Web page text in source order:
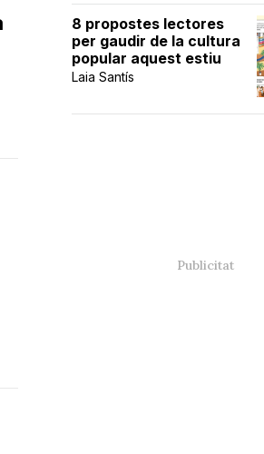
8 propostes lectores
per gaudir de la cultura
popular aquest estiu
Laia Santís